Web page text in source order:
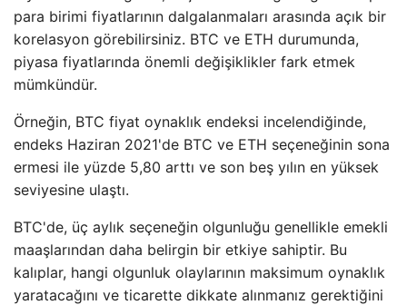
para birimi fiyatlarının dalgalanmaları arasında açık bir
korelasyon görebilirsiniz. BTC ve ETH durumunda,
piyasa fiyatlarında önemli değişiklikler fark etmek
mümkündür.
Örneğin, BTC fiyat oynaklık endeksi incelendiğinde,
endeks Haziran 2021'de BTC ve ETH seçeneğinin sona
ermesi ile yüzde 5,80 arttı ve son beş yılın en yüksek
seviyesine ulaştı.
BTC'de, üç aylık seçeneğin olgunluğu genellikle emekli
maaşlarından daha belirgin bir etkiye sahiptir. Bu
kalıplar, hangi olgunluk olaylarının maksimum oynaklık
yaratacağını ve ticarette dikkate alınmanız gerektiğini